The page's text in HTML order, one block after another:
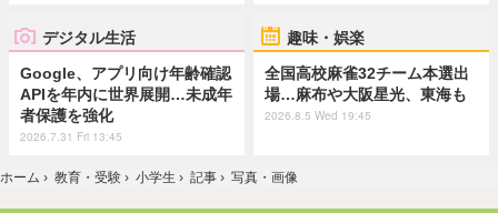
デジタル生活
Google、アプリ向け年齢確認
APIを年内に世界展開…未成年
者保護を強化
2026.7.31 Fri 13:45
趣味・娯楽
全国高校麻雀32チーム本選出
場…麻布や大阪星光、東海も
2026.8.5 Wed 19:45
ホーム › 教育・受験 › 小学生 › 記事 › 写真・画像